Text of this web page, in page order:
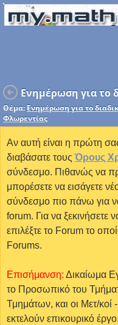
Θέμα: Ενημέρωση για το
Φλωρεντίας
Αν αυτή είναι η πρώτη
διαβάσατε τους Όρους
σύνδεσμο. Πιθανώς να
μπορέσετε να εισάγετε
σύνδεσμο πιο πάνω για
forum. Για να ξεκινήσετε
επιλέξτε το Forum το
Forums.
Επισήμανση: Δικαίωμα
το Προσωπικό του
Τμημάτων, και οι Μετ/κοί
εκτελούν επικουρικό έργο.